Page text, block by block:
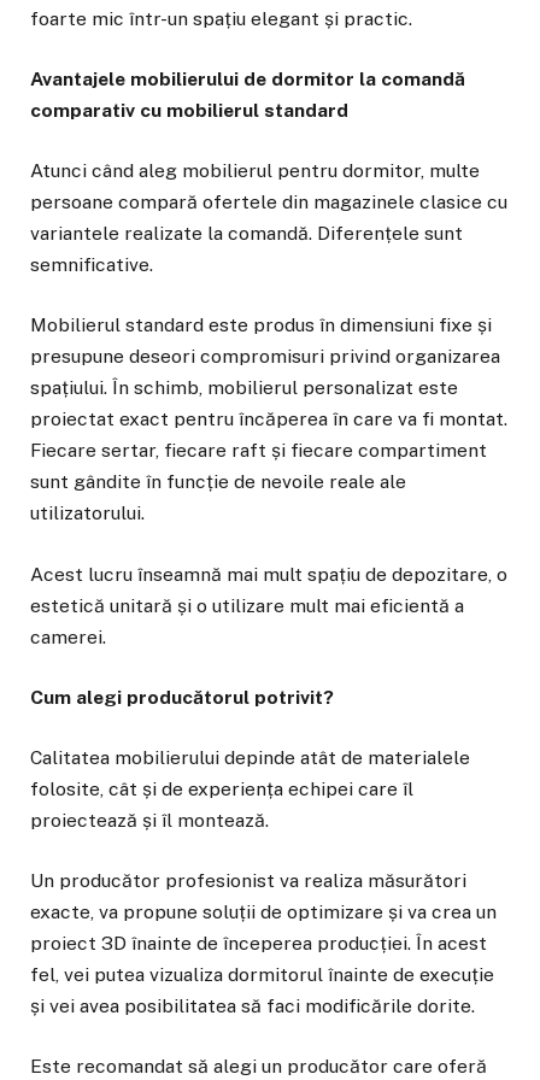
foarte mic într-un spațiu elegant și practic.
Avantajele mobilierului de dormitor la comandă
comparativ cu mobilierul standard
Atunci când aleg mobilierul pentru dormitor, multe
persoane compară ofertele din magazinele clasice cu
variantele realizate la comandă. Diferențele sunt
semnificative.
Mobilierul standard este produs în dimensiuni fixe și
presupune deseori compromisuri privind organizarea
spațiului. În schimb, mobilierul personalizat este
proiectat exact pentru încăperea în care va fi montat.
Fiecare sertar, fiecare raft și fiecare compartiment
sunt gândite în funcție de nevoile reale ale
utilizatorului.
Acest lucru înseamnă mai mult spațiu de depozitare, o
estetică unitară și o utilizare mult mai eficientă a
camerei.
Cum alegi producătorul potrivit?
Calitatea mobilierului depinde atât de materialele
folosite, cât și de experiența echipei care îl
proiectează și îl montează.
Un producător profesionist va realiza măsurători
exacte, va propune soluții de optimizare și va crea un
proiect 3D înainte de începerea producției. În acest
fel, vei putea vizualiza dormitorul înainte de execuție
și vei avea posibilitatea să faci modificările dorite.
Este recomandat să alegi un producător care oferă